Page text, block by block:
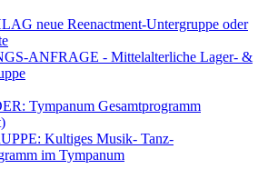
neue Reenactment-Untergruppe oder
ANFRAGE - Mittelalterliche Lager- &
Tympanum Gesamtprogramm
Kultiges Musik- Tanz-
im Tympanum